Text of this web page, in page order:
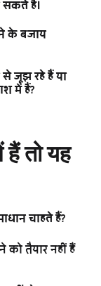
सकते हैं।
के बजाय
से जूझ रहे हैं या
में हैं?
हैं तो यह
चाहते हैं?
आहार संबंधी प्रतिबंधों का पालन करने को तैयार नहीं हैं